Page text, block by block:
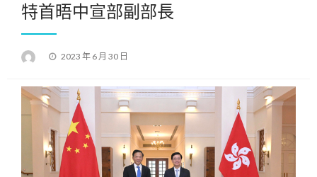
特首晤中宣部副部長
Posted
2023 年 6 月 30 日